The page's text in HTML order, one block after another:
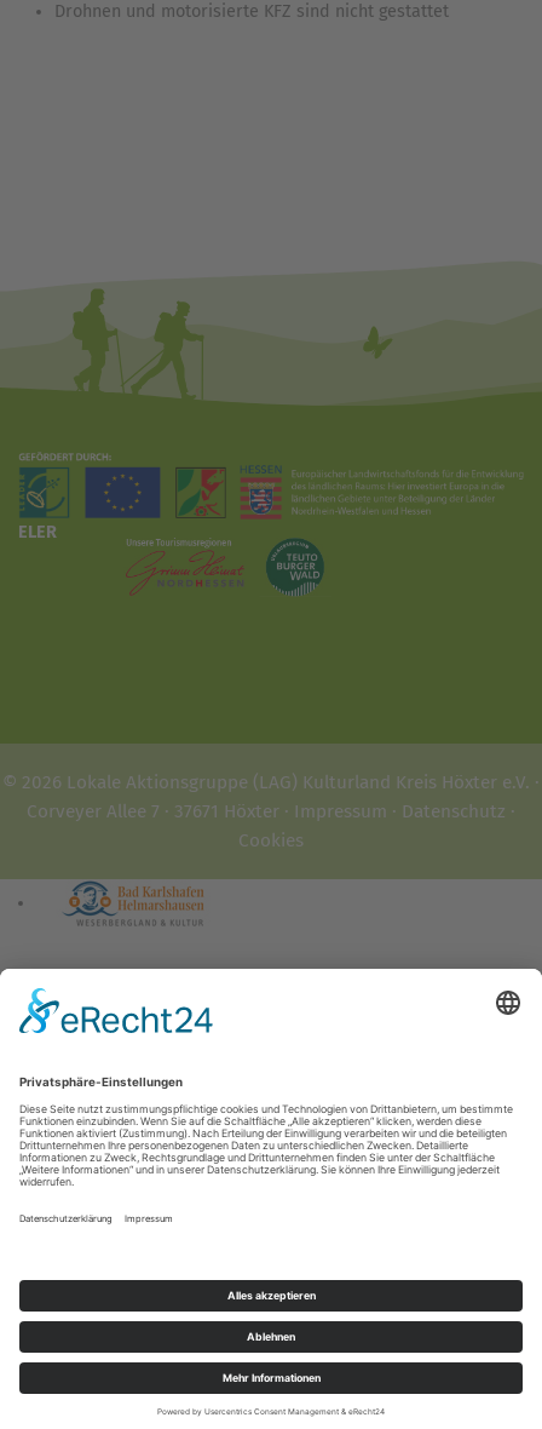
Drohnen und motorisierte KFZ sind nicht gestattet
ELER
© 2026 Lokale Aktionsgruppe (LAG) Kulturland Kreis Höxter e.V. ·
Corveyer Allee 7 · 37671 Höxter · Impressum · Datenschutz ·
Cookies